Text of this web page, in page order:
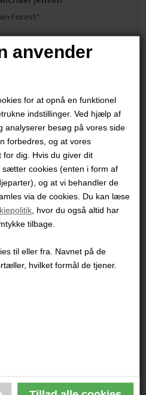
anvender
for at opnå en funktionel
indstillinger. Ved hjælp af
analyserer besøg på vores side
forbedres, og at vores
dig. Hvis du giver dit
cookies (enten i form af
og at vi behandler de
via de cookies. Du kan læse
, hvor du også altid har
tilbage.
til eller fra. Navnet på de
hvilket formål de tjener.
Forest"
106 cm.
DKK
Forest"